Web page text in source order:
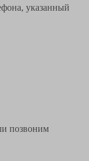
указанный
позвоним